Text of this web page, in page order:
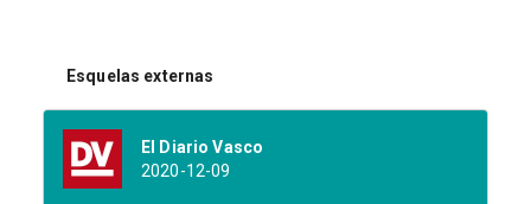
Esquelas externas
El Diario Vasco
2020-12-09